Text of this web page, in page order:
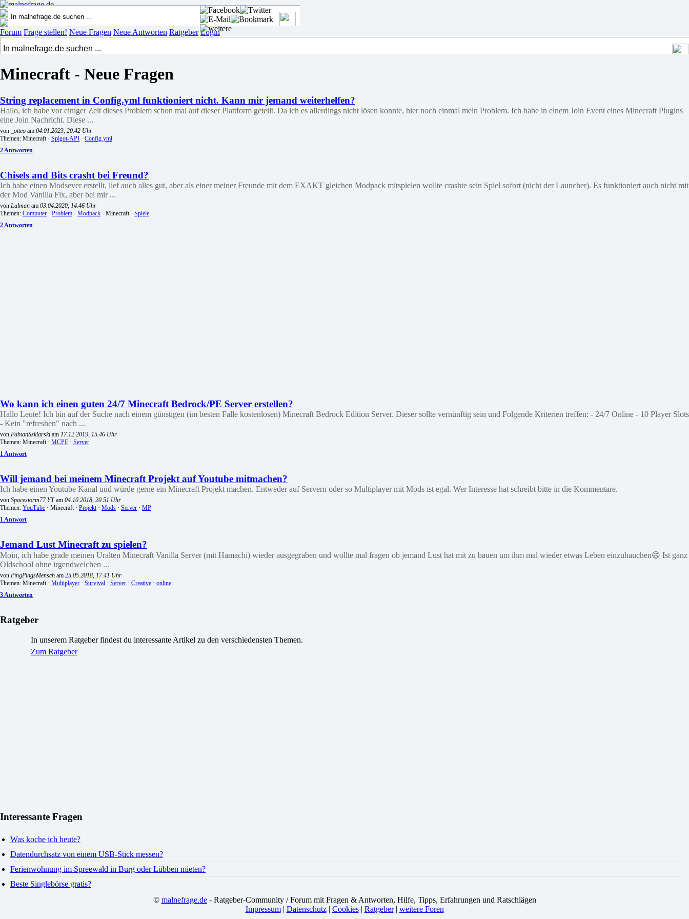
Forum Frage stellen! Neue Fragen Neue Antworten Ratgeber Login
Minecraft - Neue Fragen
String replacement in Config.yml funktioniert nicht. Kann mir jemand weiterhelfen?
Hallo, ich habe vor einiger Zeit dieses Problem schon mal auf dieser Plattform geteilt. Da ich es allerdings nicht lösen konnte, hier noch einmal mein Problem. Ich habe in einem Join Event eines Minecraft Plugins
eine Join Nachricht. Diese ...
von _otteo am 04.01.2023, 20.42 Uhr
Themen: Minecraft · Spigot-API · Config.yml
2 Antworten
Chisels and Bits crasht bei Freund?
Ich habe einen Modsever erstellt, lief auch alles gut, aber als einer meiner Freunde mit dem EXAKT gleichen Modpack mitspielen wollte crashte sein Spiel sofort (nicht der Launcher). Es funktioniert auch nicht mit
der Mod Vanilla Fix, aber bei mir ...
von Lalman am 03.04.2020, 14.46 Uhr
Themen: Computer · Problem · Modpack · Minecraft · Spiele
2 Antworten
Wo kann ich einen guten 24/7 Minecraft Bedrock/PE Server erstellen?
Hallo Leute! Ich bin auf der Suche nach einem günstigen (im besten Falle kostenlosen) Minecraft Bedrock Edition Server. Dieser sollte vernünftig sein und Folgende Kriterien treffen: - 24/7 Online - 10 Player Slots
- Kein "refreshen" nach ...
von FabianSzklarski am 17.12.2019, 15.46 Uhr
Themen: Minecraft · MCPE · Server
1 Antwort
Will jemand bei meinem Minecraft Projekt auf Youtube mitmachen?
Ich habe einen Youtube Kanal und würde gerne ein Minecraft Projekt machen. Entweder auf Servern oder so Multiplayer mit Mods ist egal. Wer Interesse hat schreibt bitte in die Kommentare.
von Spacestorm77 YTam 04.10.2018, 20.51 Uhr
Themen: YouTube · Minecraft · Projekt· Mods · Server · MP
1 Antwort
Jemand Lust Minecraft zu spielen?
Moin, ich habe grade meinen Uralten Minecraft Vanilla Server (mit Hamachi) wieder ausgegraben und wollte mal fragen ob jemand Lust hat mit zu bauen um ihm mal wieder etwas Leben einzuhauchen😄 Ist ganz
Oldschool ohne irgendwelchen ...
von PingPingsMensch am 25.05.2018, 17.41 Uhr
Themen: Minecraft · Multiplayer · Survival · Server · Creative · online
3 Antworten
Ratgeber
In unserem Ratgeber findest du interessante Artikel zu den verschiedensten Themen.
Zum Ratgeber
Interessante Fragen
Was koche ich heute?
Datendurchsatz von einem USB-Stick messen?
Ferienwohnung im Spreewald in Burg oder Lübben mieten?
Beste Singlebörse gratis?
© malnefrage.de- Ratgeber-Community / Forum mit Fragen & Antworten, Hilfe, Tipps, Erfahrungen und Ratschlägen
Impressum| Datenschutz| Cookies| Ratgeber| weitere Foren